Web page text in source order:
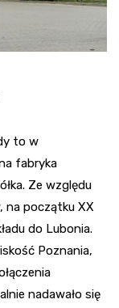
to w
fabryka
Ze względu
na początku XX
do Lubonia.
Poznania,
nadawało się